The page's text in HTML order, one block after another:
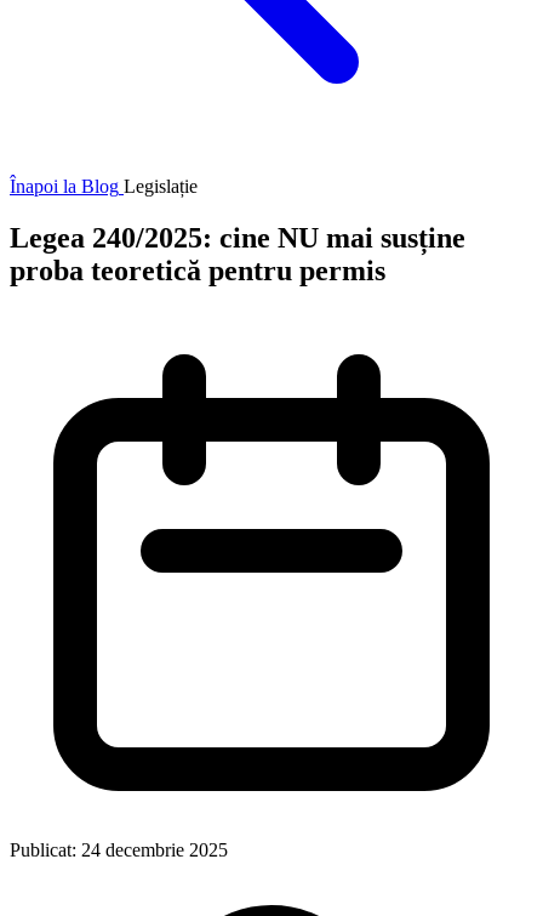
Înapoi la Blog Legislație
Legea 240/2025: cine NU mai susține
proba teoretică pentru permis
Publicat: 24 decembrie 2025